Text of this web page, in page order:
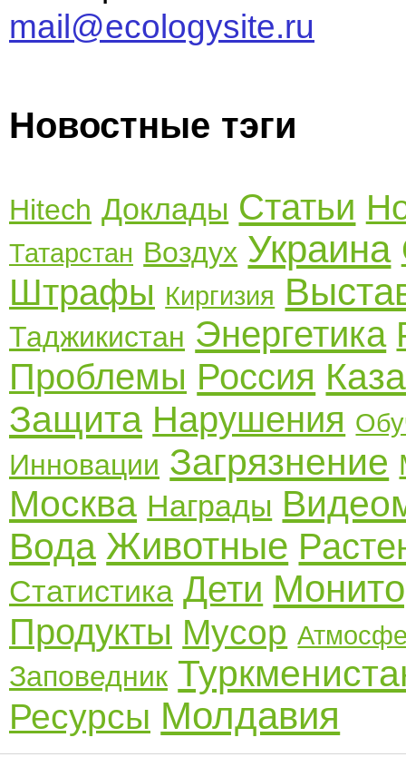
mail@ecologysite.ru
Новостные тэги
Hitech Доклады Статьи
Татарстан Воздух Украина
Штрафы Киргизия
Таджикистан Энергетика
Проблемы Россия
Защита Нарушения
Инновации Загрязнение
Москва Награды
Вода Животные
Статистика Дети
Продукты Мусор
Заповедник
Ресурсы Молдавия